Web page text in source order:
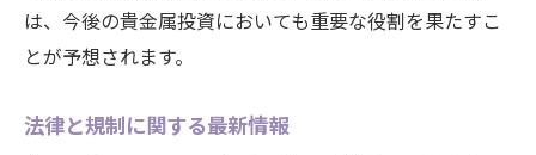
は、今後の貴金属投資においても重要な役割を果たすこ
とが予想されます。
法律と規制に関する最新情報